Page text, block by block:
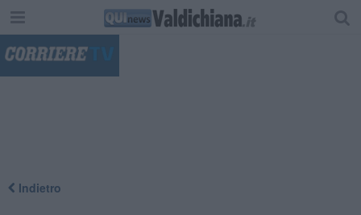
Indietro